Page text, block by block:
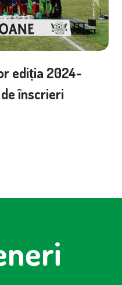
ediția 2024-
înscrieri